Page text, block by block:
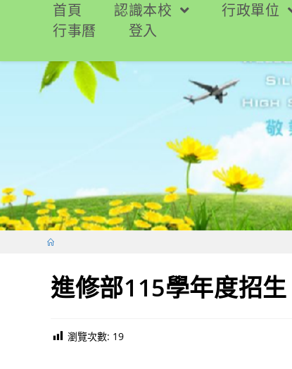
要
首頁 認識本校 行政單位
行事曆
登入
進修部115學年度招生
瀏覽次數: 19